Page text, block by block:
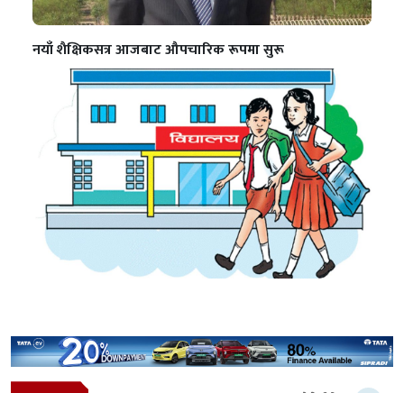
नयाँ शैक्षिकसत्र आजबाट औपचारिक रूपमा सुरू